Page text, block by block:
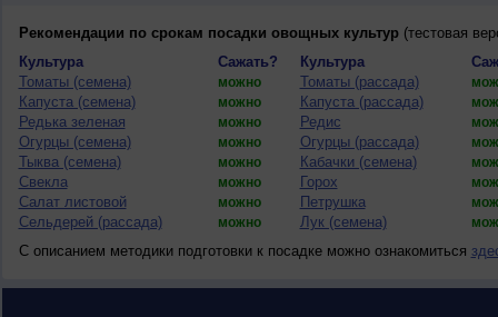
Рекомендации по срокам посадки овощных культур(тестовая
Культура
Сажать? Культура
Томаты (семена)
можно Томаты (рассада)
Капуста (семена) можно Капуста (рассада)
Редька зеленая можно Редис
Огурцы (семена) можно Огурцы (рассада)
Тыква (семена) можно Кабачки (семена)
Свекла можно Горох
Салат листовой можно Петрушка
Сельдерей (рассада) можно Лук (семена)
С описанием методики подготовки к посадке можно ознакомиться